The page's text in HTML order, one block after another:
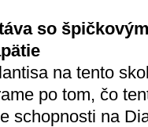
so
na tento
po tom, čo
schopnosti na